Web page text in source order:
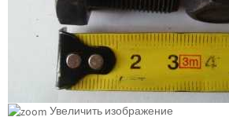
Увеличить изображение